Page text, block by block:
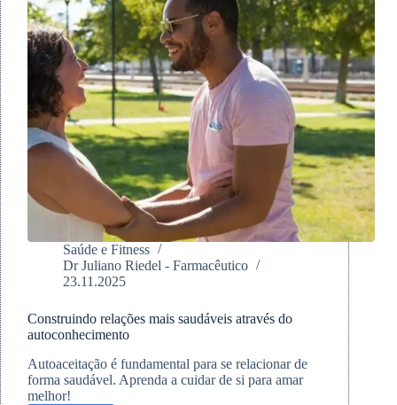
Saúde e Fitness
Dr Juliano Riedel - Farmacêutico
23.11.2025
Construindo relações mais saudáveis através do
autoconhecimento
Autoaceitação é fundamental para se relacionar de
forma saudável. Aprenda a cuidar de si para amar
melhor!